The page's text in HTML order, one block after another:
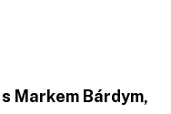
Markem Bárdym,